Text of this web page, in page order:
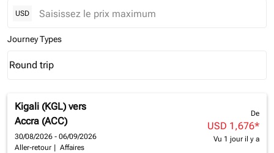
USD
Journey Types
Journey Types option Round trip Selected
Round trip
keyboard_arrow_down
Kigali (KGL) vers
Accra (ACC)
30/08/2026 - 06/09/2026
Aller-retour
Affaires
De
USD 1,676*
Vu 1 jour il y a